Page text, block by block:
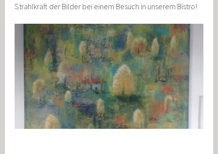
Strahlkraft der Bilder bei einem Besuch in unserem Bistro!